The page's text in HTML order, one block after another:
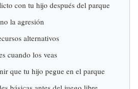
con tu hijo después del parque
la agresión
alternativos
cuando los veas
que tu hijo pegue en el parque